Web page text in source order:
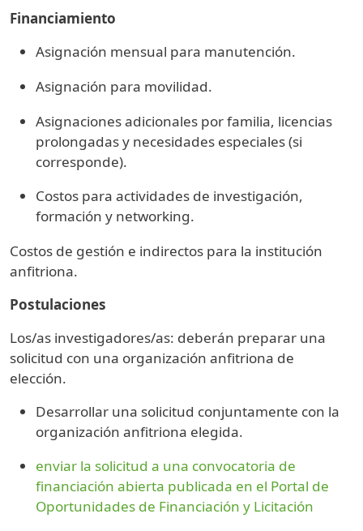
Financiamiento
Asignación mensual para manutención.
Asignación para movilidad.
Asignaciones adicionales por familia, licencias
prolongadas y necesidades especiales (si
corresponde).
Costos para actividades de investigación,
formación y networking.
Costos de gestión e indirectos para la institución
anfitriona.
Postulaciones
Los/as investigadores/as: deberán preparar una
solicitud con una organización anfitriona de
elección.
Desarrollar una solicitud conjuntamente con la
organización anfitriona elegida.
enviar la solicitud a una convocatoria de
financiación abierta publicada en el Portal de
Oportunidades de Financiación y Licitación